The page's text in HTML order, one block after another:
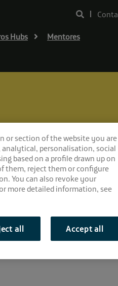
Hubs
Mentores
or section of the website you are
personalisation, social
based on a profile drawn up on
them, reject them or configure
You can also revoke your
more detailed information, see
all Accept all